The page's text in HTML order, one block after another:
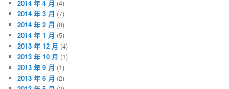
2014 年 4 月 (4)
2014 年 3 月 (7)
2014 年 2 月 (8)
2014 年 1 月 (5)
2013 年 12 月 (4)
2013 年 10 月 (1)
2013 年 9 月 (1)
2013 年 6 月 (2)